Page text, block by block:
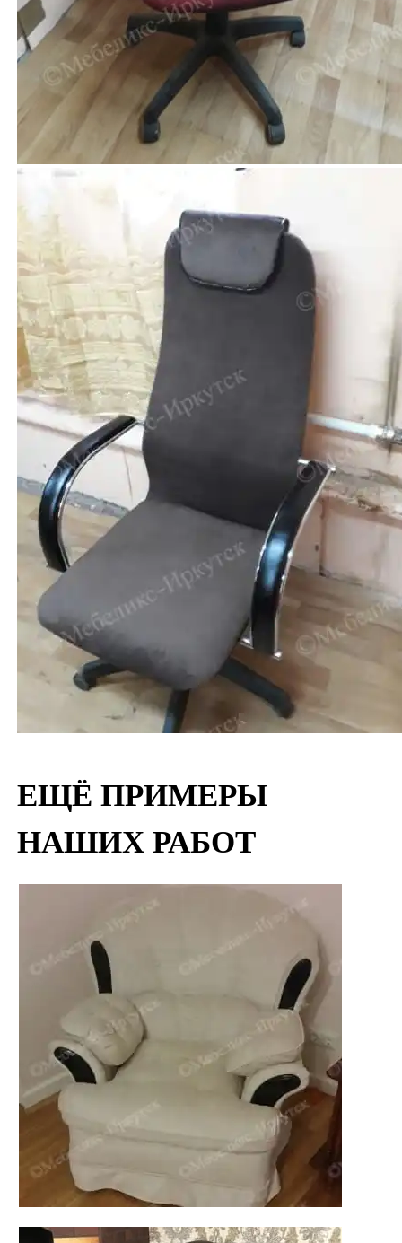
ЕЩЁ ПРИМЕРЫ
НАШИХ РАБОТ